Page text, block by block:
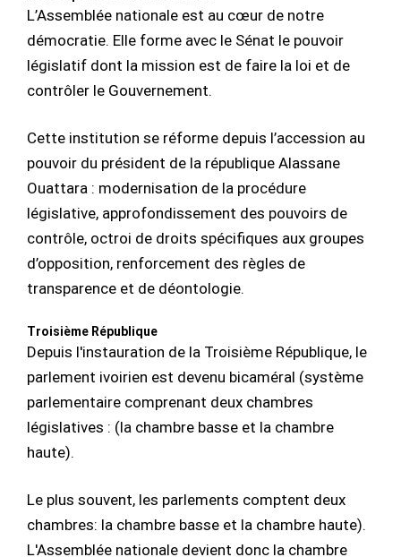
L’Assemblée nationale est au cœur de notre
démocratie. Elle forme avec le Sénat le pouvoir
législatif dont la mission est de faire la loi et de
contrôler le Gouvernement.
Cette institution se réforme depuis l’accession au
pouvoir du président de la république Alassane
Ouattara : modernisation de la procédure
législative, approfondissement des pouvoirs de
contrôle, octroi de droits spécifiques aux groupes
d’opposition, renforcement des règles de
transparence et de déontologie.
Troisième République
Depuis l'instauration de la Troisième République, le
parlement ivoirien est devenu bicaméral (système
parlementaire comprenant deux chambres
législatives : (la chambre basse et la chambre
haute).
Le plus souvent, les parlements comptent deux
chambres: la chambre basse et la chambre haute).
L'Assemblée nationale devient donc la chambre